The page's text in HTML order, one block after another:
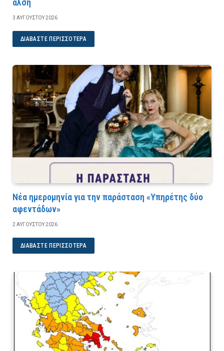
3 ΑΥΓΟΎΣΤΟΥ 2026
ΔΙΑΒΆΣΤΕ ΠΕΡΙΣΣΌΤΕΡΑ
Νέα ημερομηνία για την παράσταση «Υπηρέτης δύο
αφεντάδων»
2 ΑΥΓΟΎΣΤΟΥ 2026
ΔΙΑΒΆΣΤΕ ΠΕΡΙΣΣΌΤΕΡΑ